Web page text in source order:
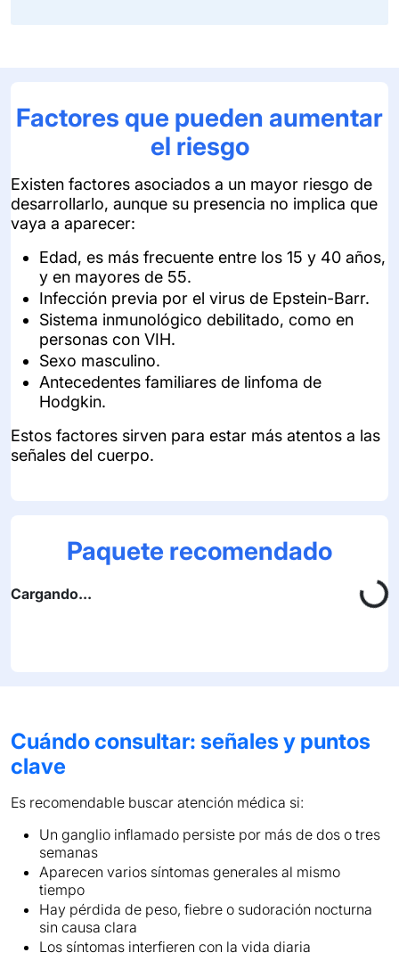
Factores que pueden aumentar
el riesgo
Existen factores asociados a un mayor riesgo de
desarrollarlo, aunque su presencia no implica que
vaya a aparecer:
Edad, es más frecuente entre los 15 y 40 años,
y en mayores de 55.
Infección previa por el virus de Epstein-Barr.
Sistema inmunológico debilitado, como en
personas con VIH.
Sexo masculino.
Antecedentes familiares de linfoma de
Hodgkin.
Estos factores sirven para estar más atentos a las
señales del cuerpo.
Paquete recomendado
Cargando...
Cuándo consultar: señales y puntos
clave
Es recomendable buscar atención médica si:
Un ganglio inflamado persiste por más de dos o tres
semanas
Aparecen varios síntomas generales al mismo
tiempo
Hay pérdida de peso, fiebre o sudoración nocturna
sin causa clara
Los síntomas interfieren con la vida diaria